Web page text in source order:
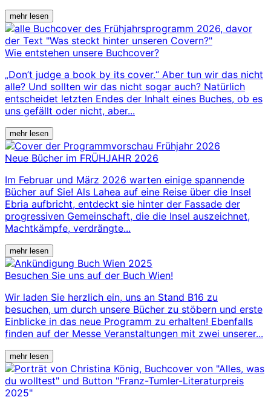
mehr lesen
Wie entstehen unsere Buchcover?
„Don’t judge a book by its cover.“ Aber tun wir das nicht
alle? Und sollten wir das nicht sogar auch? Natürlich
entscheidet letzten Endes der Inhalt eines Buches, ob es
uns gefällt oder nicht, aber...
mehr lesen
Neue Bücher im FRÜHJAHR 2026
Im Februar und März 2026 warten einige spannende
Bücher auf Sie! Als Lahea auf eine Reise über die Insel
Ebria aufbricht, entdeckt sie hinter der Fassade der
progressiven Gemeinschaft, die die Insel auszeichnet,
Machtkämpfe, verdrängte...
mehr lesen
Besuchen Sie uns auf der Buch Wien!
Wir laden Sie herzlich ein, uns an Stand B16 zu
besuchen, um durch unsere Bücher zu stöbern und erste
Einblicke in das neue Programm zu erhalten! Ebenfalls
finden auf der Messe Veranstaltungen mit zwei unserer...
mehr lesen